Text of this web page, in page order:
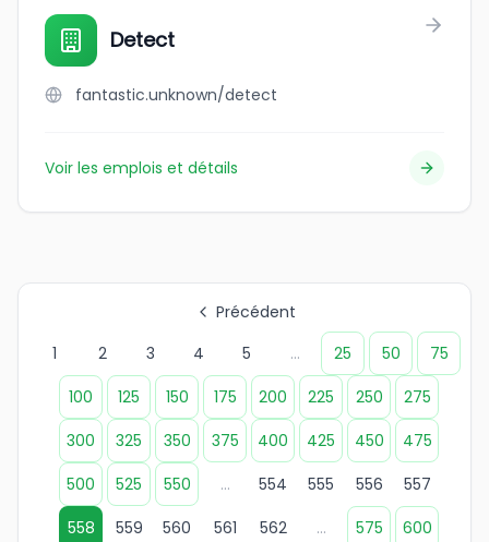
Detect
fantastic.unknown/detect
Voir les emplois et détails
Précédent
1
2 3 4 5 ... 25 50
75
100
125 150 175 200 225 250
275
300
325 350 375 400 425 450
475
500
525 550 ... 554 555 556
557
558
559 560 561 562 ... 575 600